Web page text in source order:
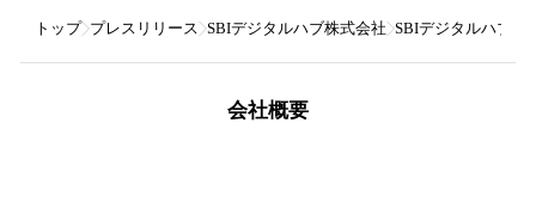
トップ プレスリリース SBIデジタルハブ株式会社 SBIデジタルハブに
会社概要